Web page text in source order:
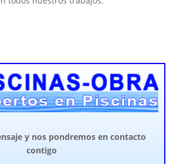
y nos pondremos en contacto
contigo